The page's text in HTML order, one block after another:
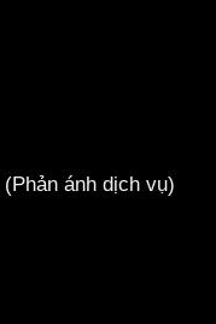
(Phản ánh dịch vụ)